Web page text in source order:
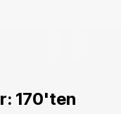
170'ten